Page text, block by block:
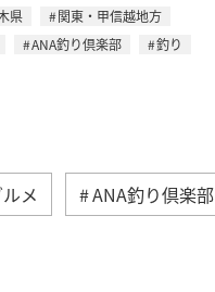
県
関東・甲信越地方
ANA釣り倶楽部 釣り
メ ANA釣り倶楽部